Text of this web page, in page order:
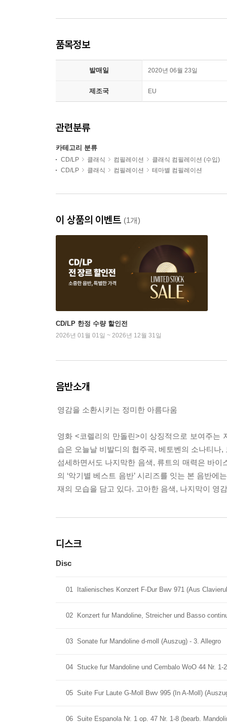
품목정보
발매일 2020년 06월 23일
제조국 EU
관련분류
카테고리 분류
CD/LP 클래식 컴필레이션
클래식 컴필레이션 (수입)
CD/LP
클래식 컴필레이션 테마별 컴필레이션
이 상품의 이벤트 (1개)
CD/LP 한정 수량 할인전
2026년 01월 01일 ~ 2026년 12월 31일
음반소개
영감을 소환시키는 정미한 아름다움
영화 <코렐리의 만돌린>이 상징적으로 보여주는
습은 오늘날 비발디의 협주곡, 베토벤의 소나티나
섬세하면서도 나지막한 음색, 류트의 매력은 바
의 ‘악기별 베스트 음반’ 시리즈를 잇는 본 음반
재의 모습을 담고 있다. 고아한 음색, 나지막이 영
디스크
Disc
01 Italienisches Konzert F-Dur Bwv 971 (Aus
02 Konzert fur Mandoline, Streicher und Basso
03 Sonate fur Mandoline d-moll (Auszug) - 3. Allegro
04 Stucke fur Mandoline und Cembalo WoO 44 Nr.
05 Suite Fur Laute G-Moll Bwv 995 (In A-Moll)
06 Suite Espanola Nr. 1 op. 47 Nr. 1-8 (bearb.